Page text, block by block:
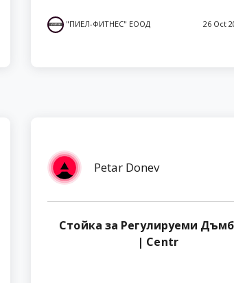
"ПИЕЛ-ФИТНЕС" ЕООД 26 Oct
Petar Donev
Стойка за Регулируеми
| Centr